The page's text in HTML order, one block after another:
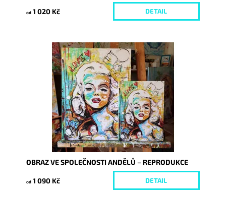
od 1 020 Kč DETAIL
Dostupnost:
Skladem
5902/21
OBRAZ VE SPOLEČNOSTI ANDĚLŮ – REPRODUKCE
od 1 090 Kč DETAIL